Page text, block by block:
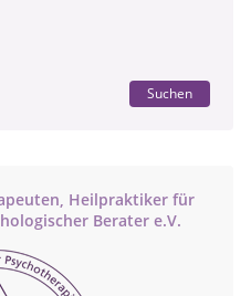
Suchen
Heilpraktiker für
Berater e.V.